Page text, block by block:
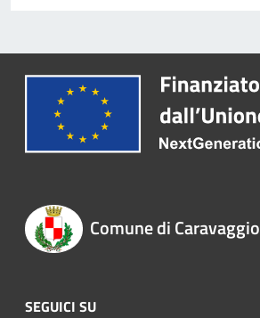
Comune di Caravaggio
SEGUICI SU